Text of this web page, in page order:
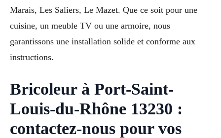
Marais, Les Saliers, Le Mazet. Que ce soit pour une
cuisine, un meuble TV ou une armoire, nous
garantissons une installation solide et conforme aux
instructions.
Bricoleur à Port-Saint-
Louis-du-Rhône 13230 :
contactez-nous pour vos